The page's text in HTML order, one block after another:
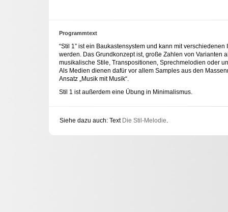
Programmtext
“Stil 1” ist ein Baukastensystem und kann mit
werden. Das Grundkonzept ist, große Zahlen von Varianten
musikalische Stile, Transpositionen, Sprechmelodien oder
Als Medien dienen dafür vor allem Samples aus den
Ansatz „Musik mit Musik“.
Stil 1 ist außerdem eine Übung in Minimalismus.
Siehe dazu auch: Text Die Stil-Melodie